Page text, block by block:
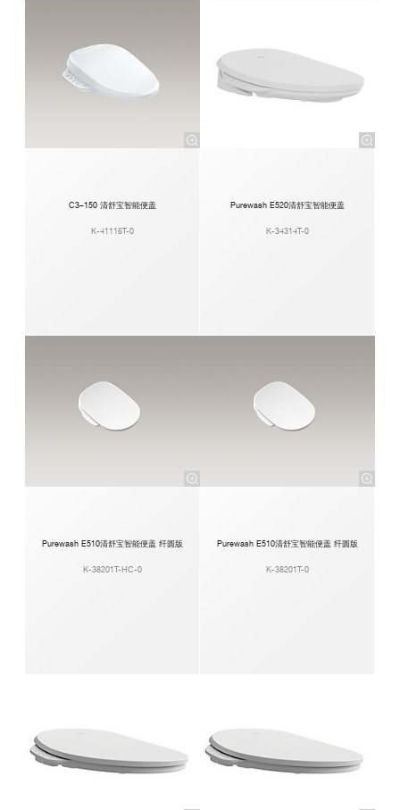
C3–150 清舒宝智能便盖
K-41116T-0
Purewash E520清舒宝智能便盖
K-34314T-0
Purewash E510清舒宝智能便盖 纤圆版
K-38201T-HC-0
Purewash E510清舒宝智能便盖 纤圆版
K-38201T-0